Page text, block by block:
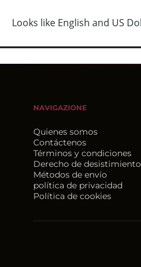
NAVIGAZIONE
Quienes somos
Contáctenos
Términos y condiciones
Derecho de desistimiento
Métodos de envío
política de privacidad
Política de cookies